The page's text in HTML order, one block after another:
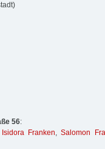
56:
Isidora Franken,Salomon